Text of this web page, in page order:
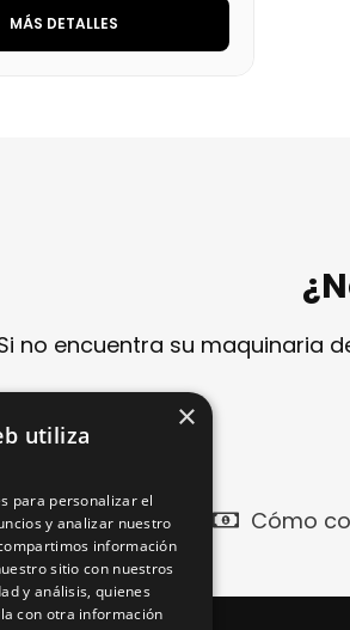
MÁS DETALLES
no encuentra su maquinaria
Cómo
×
utiliza
para personalizar el
y analizar nuestro
información
sitio con nuestros
y análisis, quienes
con otra información